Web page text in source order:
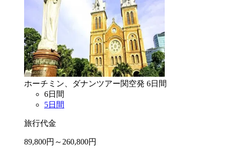
ホーチミン、ダナンツアー関空発 6日間
6日間
5日間
旅行代金
89,800円～ 260,800円